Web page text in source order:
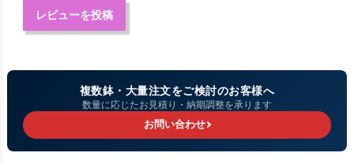
レビューを投稿
複数鉢・大量注文をご検討のお客様へ
数量に応じたお見積り・納期調整を承ります
お問い合わせ